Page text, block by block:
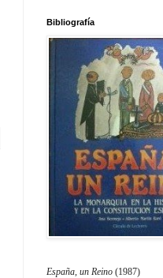
Bibliografía
España, un Reino (1987)